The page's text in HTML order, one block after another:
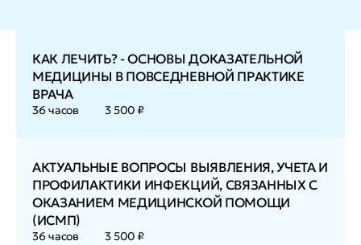
КАК ЛЕЧИТЬ? - ОСНОВЫ ДОКАЗАТЕЛЬНОЙ
МЕДИЦИНЫ В ПОВСЕДНЕВНОЙ ПРАКТИКЕ
ВРАЧА
36 часов 3 500 ₽
АКТУАЛЬНЫЕ ВОПРОСЫ ВЫЯВЛЕНИЯ, УЧЕТА И
ПРОФИЛАКТИКИ ИНФЕКЦИЙ, СВЯЗАННЫХ С
ОКАЗАНИЕМ МЕДИЦИНСКОЙ ПОМОЩИ
(ИСМП)
36 часов 3 500 ₽